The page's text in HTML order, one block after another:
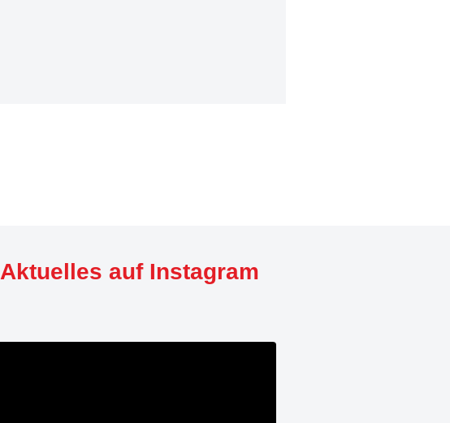
Aktuelles auf Instagram